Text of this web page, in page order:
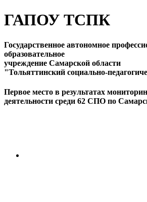
ГАПОУ ТСПК
Государственное автономное
образовательное
учреждение Самарской области
"Тольяттинский социально-
Первое место в результатах
деятельности среди 62 СПО по